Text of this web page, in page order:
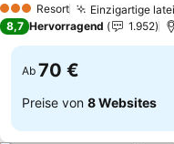
3 SterneResort Einzigartige
8,7 Hervorragend 1.952
Ab 70 €
Preise von 8 Websites